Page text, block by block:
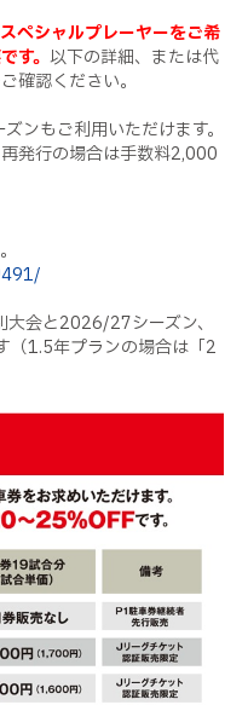
ペシャルプレーヤーをご希
す。 以下の詳細、または代
確認ください。
もご利用いただけます。
発行の場合は手数料2,000
会と2026/27シーズン、
（1.5年プランの場合は「2